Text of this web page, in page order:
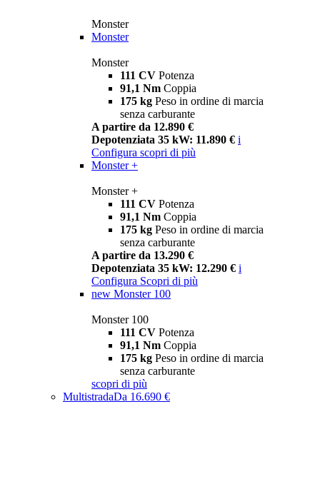
Monster
Monster
Monster
111 CV Potenza
91,1 Nm Coppia
175 kg Peso in ordine di marcia
senza carburante
A partire da 12.890 €
Depotenziata 35 kW: 11.890 € i
Configura scopri di più
Monster +
Monster +
111 CV Potenza
91,1 Nm Coppia
175 kg Peso in ordine di marcia
senza carburante
A partire da 13.290 €
Depotenziata 35 kW: 12.290 € i
Configura Scopri di più
new Monster 100
Monster 100
111 CV Potenza
91,1 Nm Coppia
175 kg Peso in ordine di marcia
senza carburante
scopri di più
MultistradaDa 16.690 €